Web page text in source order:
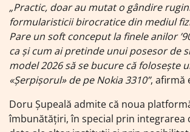
„Practic, doar au mutat o gândire
formularisticii birocratice din mediul
Pare un soft conceput la finele anilor
ca și cum ai pretinde unui posesor de
model 2026 să se bucure că folosește
«Șerpișorul» de pe Nokia 3310”, afirmă
Doru Șupeală admite că noua
îmbunătățiri, în special prin integrarea